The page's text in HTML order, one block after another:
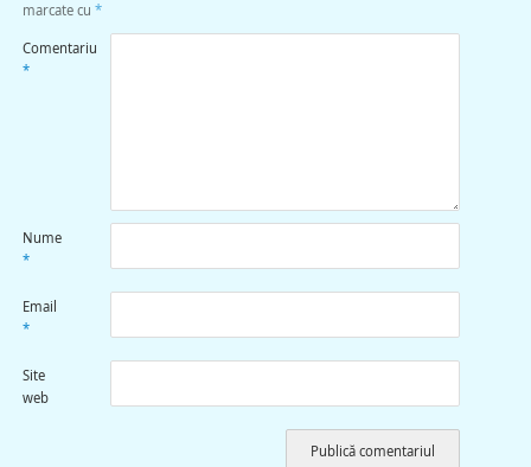
marcate cu *
Comentariu
*
Nume
*
Email
*
Site
web